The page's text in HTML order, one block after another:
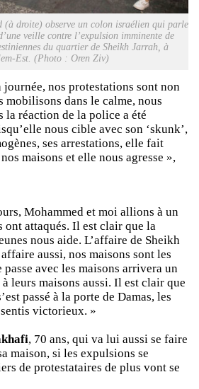
droite) observe un colon israélien qui parle
veille contre l’expulsion imminente de
du quartier de Sheikh Jarrah, à
Est. (Photo : Oren Ziv)
nos protestations sont non
mobilisons dans le calme, nous
la réaction de la police a été
nous cible avec son ‘skunk’,
ses arrestations, elle fait
maisons et elle nous agresse »,
Mohammed et moi allions à un
ont attaqués. Il est clair que la
nous aide. L’affaire de Sheikh
aussi, nos maisons sont les
passe avec les maisons arrivera un
leurs maisons aussi. Il est clair que
passé à la porte de Damas, les
victorieux. »
, 70 ans, qui va lui aussi se faire
maison, si les expulsions se
de protestataires de plus vont se